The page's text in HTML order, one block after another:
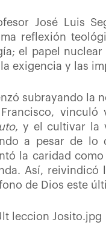
José Luis
reflexión
el papel
exigencia y las
subrayando la
, y el cultivar la
a pesar de lo
la caridad
Así, reivindicó
de Dios este